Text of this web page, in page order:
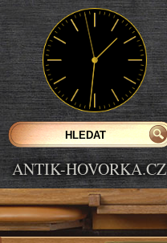
ANTIK-HOVORKA.CZ